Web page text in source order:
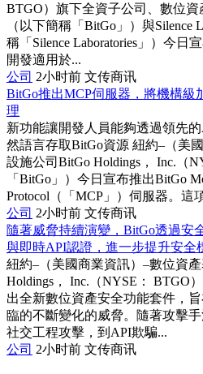
BTGO）旗下全資子公司、數位
（以下簡稱「BitGo」）與Silence
稱「Silence Laboratories」）今日
開發適用於...
公司 2小时前 文传商讯
BitGo推出MCP伺服器，將機構
理
新功能讓開發人員能夠透過領先
然語言存取BitGo資源 紐約–（美
設施公司BitGo Holdings， Inc.（
「BitGo」）今日宣布推出BitGo
Protocol（「MCP」）伺服器。這
公司 2小时前 文传商讯
隨著威脅持續演變，BitGo透過安
與即時API認證，進一步提升安全
紐約–（美國商業資訊）–數位資
Holdings， Inc.（NYSE： BTGO
出全新數位資產安全功能套件，
臨的不斷變化的威脅。隨著攻擊
社交工程攻擊，到API欺騙...
公司 2小时前 文传商讯